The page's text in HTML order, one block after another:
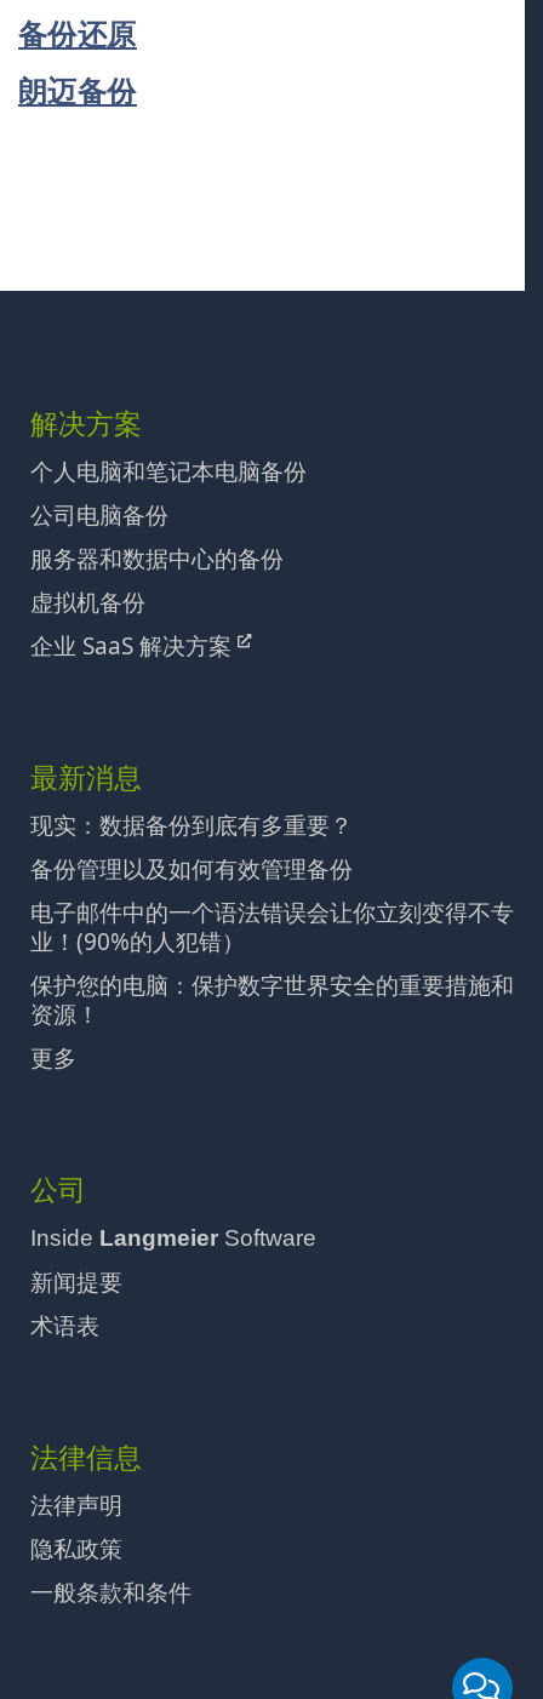
备份还原
朗迈备份
解决方案
个人电脑和笔记本电脑备份
公司电脑备份
服务器和数据中心的备份
虚拟机备份
企业 SaaS 解决方案
最新消息
现实：数据备份到底有多重要？
备份管理以及如何有效管理备份
电子邮件中的一个语法错误会让你立刻变得不专
业！(90%的人犯错）
保护您的电脑：保护数字世界安全的重要措施和
资源！
更多
公司
Inside Langmeier Software
新闻提要
术语表
法律信息
法律声明
隐私政策
一般条款和条件